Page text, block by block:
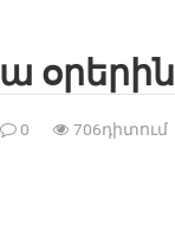
օրերին
0 706դիտում